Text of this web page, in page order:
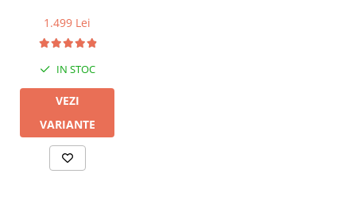
1.499 Lei
IN STOC
VEZI
VARIANTE